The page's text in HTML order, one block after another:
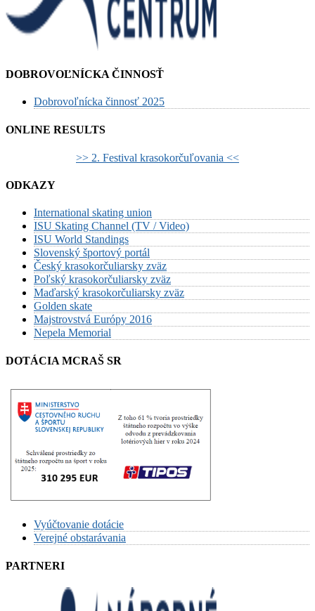
DOBROVOĽNÍCKA ČINNOSŤ
Dobrovoľnícka činnosť 2025
ONLINE RESULTS
>> 2. Festival krasokorčuľovania <<
ODKAZY
International skating union
ISU Skating Channel (TV / Video)
ISU World Standings
Slovenský športový portál
Český krasokorčuliarsky zväz
Poľský krasokorčuliarsky zväz
Maďarský krasokorčuliarsky zväz
Golden skate
Majstrovstvá Európy 2016
Nepela Memorial
DOTÁCIA MCRAŠ SR
Vyúčtovanie dotácie
Verejné obstarávania
PARTNERI